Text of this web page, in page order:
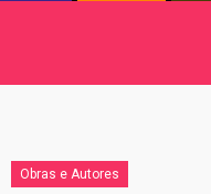
Obras e Autores